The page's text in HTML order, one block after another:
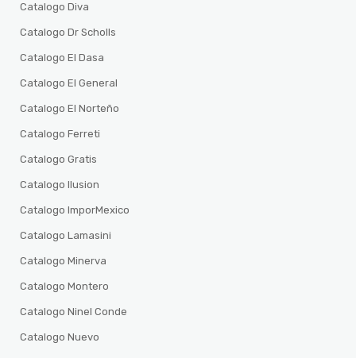
Catalogo Diva
Catalogo Dr Scholls
Catalogo El Dasa
Catalogo El General
Catalogo El Norteño
Catalogo Ferreti
Catalogo Gratis
Catalogo Ilusion
Catalogo ImporMexico
Catalogo Lamasini
Catalogo Minerva
Catalogo Montero
Catalogo Ninel Conde
Catalogo Nuevo